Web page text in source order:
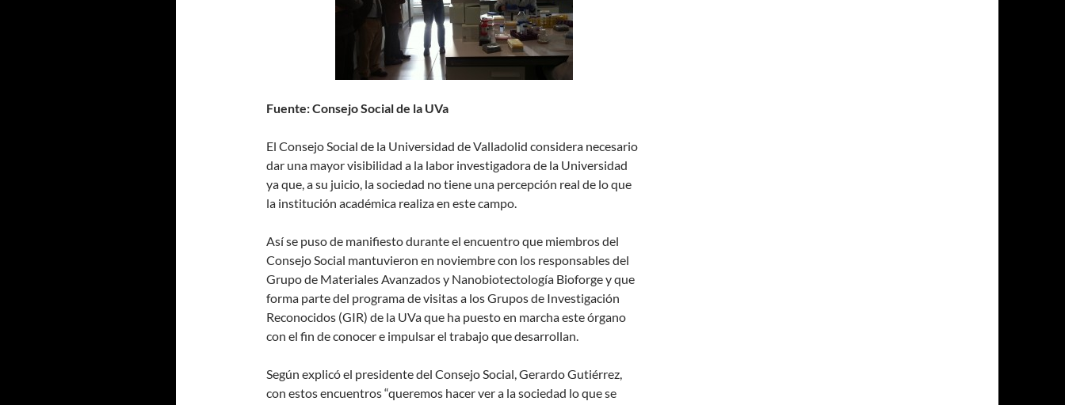
Fuente: Consejo Social de la UVa
El Consejo Social de la Universidad de Valladolid considera necesario
dar una mayor visibilidad a la labor investigadora de la Universidad
ya que, a su juicio, la sociedad no tiene una percepción real de lo que
la institución académica realiza en este campo.
Así se puso de manifiesto durante el encuentro que miembros del
Consejo Social mantuvieron en noviembre con los responsables del
Grupo de Materiales Avanzados y Nanobiotectología Bioforge y que
forma parte del programa de visitas a los Grupos de Investigación
Reconocidos (GIR) de la UVa que ha puesto en marcha este órgano
con el fin de conocer e impulsar el trabajo que desarrollan.
Según explicó el presidente del Consejo Social, Gerardo Gutiérrez,
con estos encuentros “queremos hacer ver a la sociedad lo que se